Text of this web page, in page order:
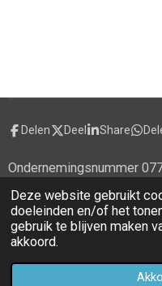
Deze website gebruikt
doeleinden en/of het
gebruik te blijven maken
akkoord.
Delen Deel Share
Ondernemingsnummer
© 2020 - 2026 alecti.be
Powered byJouwWeb